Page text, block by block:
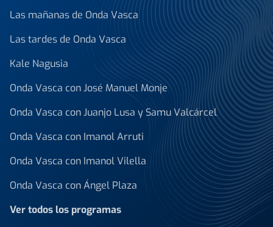
Las mañanas de Onda Vasca
Las tardes de Onda Vasca
Kale Nagusia
Onda Vasca con José Manuel Monje
Onda Vasca con Juanjo Lusa y Samu Valcárcel
Onda Vasca con Imanol Arruti
Onda Vasca con Imanol Vilella
Onda Vasca con Ángel Plaza
Ver todos los programas